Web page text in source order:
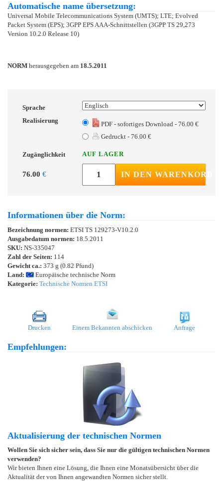
Automatische name übersetzung:
Universal Mobile Telecommunications System (UMTS); LTE; Evolved
Packet System (EPS); 3GPP EPS AAA-Schnittstellen (3GPP TS 29,273
Version 10.2.0 Release 10)
NORM herausgegeben am 18.5.2011
Sprache
Realisierung
PDF - sofortiges Download - 76.00 €
Gedruckt - 76.00 €
Zugänglichkeit AUF LAGER
76.00 € IN DEN WARENKORB
Informationen über die Norm:
Bezeichnung normen: ETSI TS 129273-V10.2.0
Ausgabedatum normen: 18.5.2011
SKU: NS-335047
Zahl der Seiten: 114
Gewicht ca.: 373 g (0.82 Pfund)
Land:
Europäische technische Norm
Kategorie: Technische Normen ETSI
Drucken Einem Bekannten abschicken Anfrage
Empfehlungen:
Aktualisierung der technischen Normen
Wollen Sie sich sicher sein, dass Sie nur die gültigen technischen Normen
verwenden?
Wir bieten Ihnen eine Lösung, die Ihnen eine Monatsübersicht über die
Aktualität der von Ihnen angewandten Normen sicher stellt.